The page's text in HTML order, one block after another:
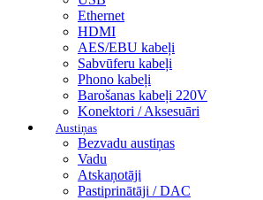
Ethernet
HDMI
AES/EBU kabeļi
Sabvūferu kabeļi
Phono kabeļi
Barošanas kabeļi 220V
Konektori / Aksesuāri
Austiņas
Bezvadu austiņas
Vadu
Atskaņotāji
Pastiprinātāji / DAC